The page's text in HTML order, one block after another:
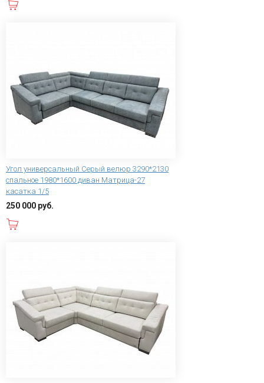
Угол универсальный Серый велюр 3290*2130
спальное 1980*1600 диван Матрица-27
касатка 1/5
250 000 руб.